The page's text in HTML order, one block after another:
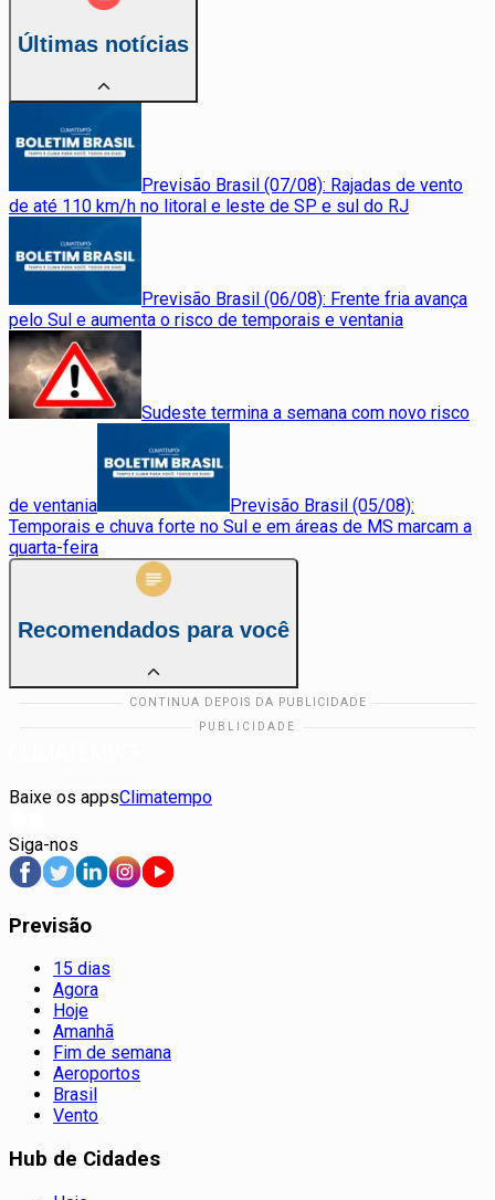
Últimas notícias
Previsão Brasil (07/08): Rajadas de vento
de até 110 km/h no litoral e leste de SP e sul do RJ
Previsão Brasil (06/08): Frente fria avança
pelo Sul e aumenta o risco de temporais e ventania
Sudeste termina a semana com novo risco
de ventania
Previsão Brasil (05/08):
Temporais e chuva forte no Sul e em áreas de MS marcam a
quarta-feira
Recomendados para você
Baixe os appsClimatempo
Siga-nos
Previsão
15 dias
Agora
Hoje
Amanhã
Fim de semana
Aeroportos
Brasil
Vento
Hub de Cidades